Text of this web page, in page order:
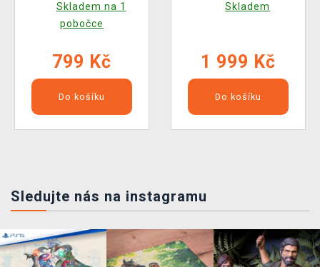
Skladem na 1
pobočce
799 Kč
Do košíku
Skladem
1 999 Kč
Do košíku
Sledujte nás na instagramu